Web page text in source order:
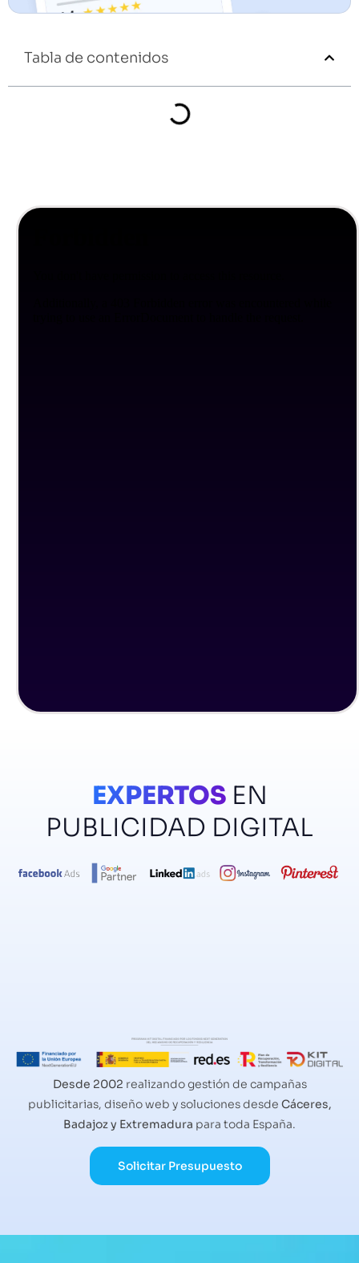
Tabla de contenidos
EXPERTOSEN
PUBLICIDAD DIGITAL
Desde 2002 realizando gestión de campañas
publicitarias, diseño web y soluciones desde Cáceres,
Badajoz y Extremadura para toda España.
Solicitar Presupuesto